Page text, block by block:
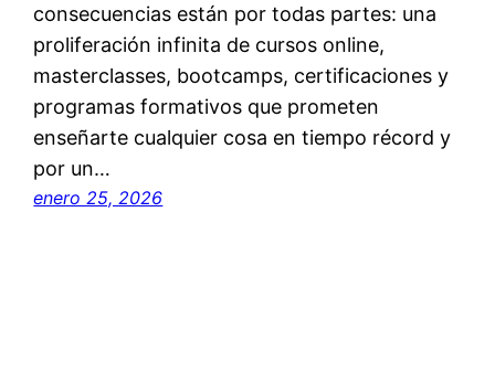
consecuencias están por todas partes: una
proliferación infinita de cursos online,
masterclasses, bootcamps, certificaciones y
programas formativos que prometen
enseñarte cualquier cosa en tiempo récord y
por un…
enero 25, 2026